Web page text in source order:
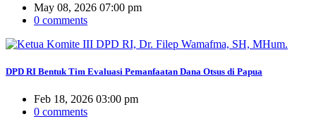
May 08, 2026 07:00 pm
0 comments
DPD RI Bentuk Tim Evaluasi Pemanfaatan Dana Otsus di Papua
Feb 18, 2026 03:00 pm
0 comments